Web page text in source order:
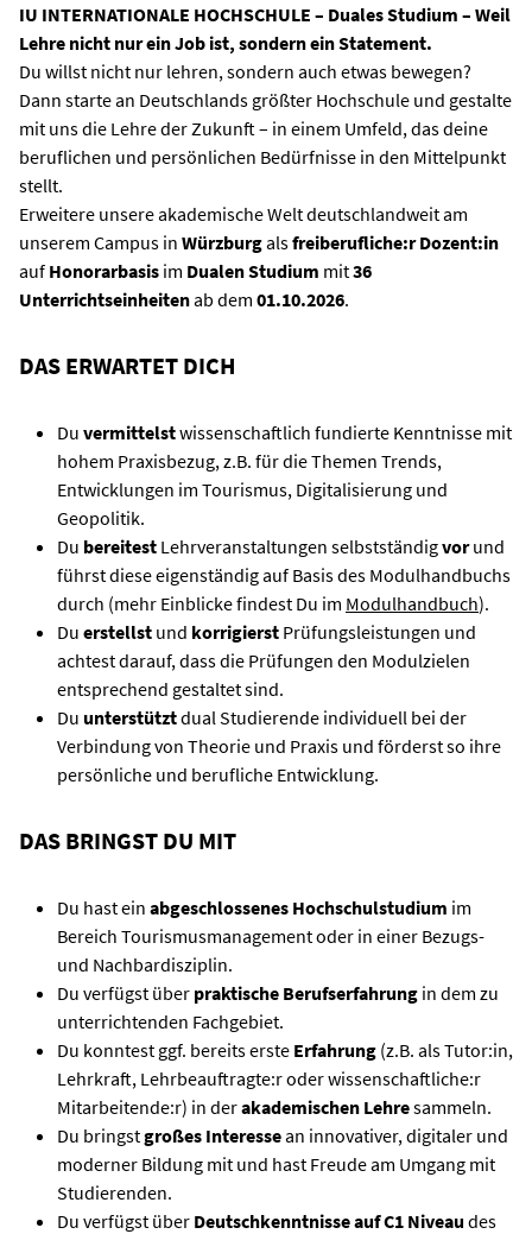
IU INTERNATIONALE HOCHSCHULE – Duales Studium – Weil
Lehre nicht nur ein Job ist, sondern ein Statement.
Du willst nicht nur lehren, sondern auch etwas bewegen?
Dann starte an Deutschlands größter Hochschule und gestalte
mit uns die Lehre der Zukunft – in einem Umfeld, das deine
beruflichen und persönlichen Bedürfnisse in den Mittelpunkt
stellt.
Erweitere unsere akademische Welt deutschlandweit am
unserem Campus in Würzburgalsfreiberufliche:r Dozent:in
auf Honorarbasis im Dualen Studium mit36
Unterrichtseinheitenab dem 01.10.2026.
DAS ERWARTET DICH
Du vermittelstwissenschaftlich fundierte Kenntnisse mit
hohem Praxisbezug, z.B. für die Themen Trends,
Entwicklungen im Tourismus, Digitalisierung und
Geopolitik.
Du bereitest Lehrveranstaltungen selbstständigvorund
führst diese eigenständig auf Basis des Modulhandbuchs
durch (mehr Einblicke findest Du im Modulhandbuch).
Du erstellst und korrigierst Prüfungsleistungen und
achtest darauf, dass die Prüfungen den Modulzielen
entsprechend gestaltet sind.
Du unterstütztdual Studierende individuell bei der
Verbindung von Theorie und Praxis und förderst so ihre
persönliche und berufliche Entwicklung.
DAS BRINGST DU MIT
Du hast ein abgeschlossenes Hochschulstudium im
Bereich Tourismusmanagement oder in einer Bezugs-
und Nachbardisziplin.
Du verfügst über praktische Berufserfahrung in dem zu
unterrichtenden Fachgebiet.
Du konntest ggf. bereits erste Erfahrung (z.B. als Tutor:in,
Lehrkraft, Lehrbeauftragte:r oder wissenschaftliche:r
Mitarbeitende:r) in derakademischen Lehresammeln.
Du bringstgroßes Interessean innovativer, digitaler und
moderner Bildung mit und hast Freude am Umgang mit
Studierenden.
Du verfügst über Deutschkenntnisse auf C1 Niveau des